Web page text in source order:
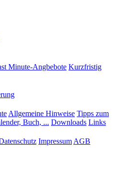
Minute-Angbebote Kurzfristig
Allgemeine Hinweise Tipps zum
Buch, ... Downloads Links
Impressum AGB